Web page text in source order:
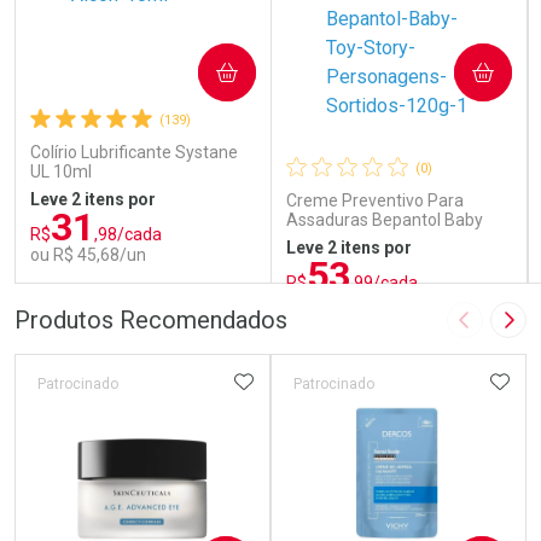
(139)
Colírio Lubrificante Systane
UL 10ml
Leve 2 itens por
R$31 ,98/cada
ou R$ 45,68/un
COMPRAR
FECHAR
FECHAR
Por Menos
(0)
Creme Preventivo Para
Assaduras Bepantol Baby
Toy Story Personagens
Sortidos 120g
Leve 2 itens por
R$53,99/cada
COMPRAR
Por Menos
Produtos Recomendados Imagem
Patrocinado ADICIONAR AOS FAVORITOS
Patrocinado